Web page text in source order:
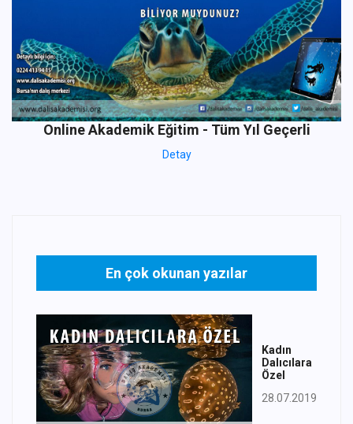
Online Akademik Eğitim - Tüm Yıl Geçerli
Detay
En çok okunan yazılar
Kadın
Dalıcılara
Özel
28.07.2019